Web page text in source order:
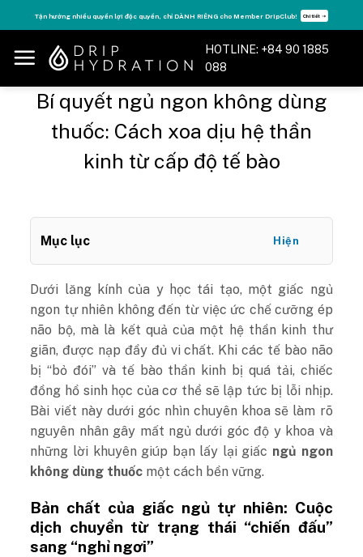
to
content
Tận hưởng nhiều quyền lợi độc quyền, chỉ DÀNH RIÊNG cho Member DripClub! Chi tiết ➝
HOTLINE: +84 90 1885
088
Bí quyết ngủ ngon không dùng
thuốc: Cách xoa dịu hệ thần
kinh từ cấp độ tế bào
Mục lục Hiện
Dưới lăng kính của y học tái tạo, một giấc ngủ
ngon tự nhiên không đến từ việc ức chế cưỡng ép
não bộ, mà là kết quả của một hệ thần kinh thư
giãn, được nạp đầy đủ vi chất. Khi các tế bào não
bị “bỏ đói” và tế bào thần kinh bị quá tải, chiếc
đồng hồ sinh học của cơ thể sẽ lập tức bị lỗi nhịp.
Bài viết này dưới góc nhìn chuyên khoa sẽ làm rõ
nguyên nhân gây mất ngủ dưới góc độ y khoa và
những lời khuyên giúp bạn lấy lại giấc ngủ ngon
không dùng thuốc một cách bền vững.
Bản chất của giấc ngủ tự nhiên: Cuộc
dịch chuyển từ trạng thái “chiến đấu”
sang “nghỉ ngơi”